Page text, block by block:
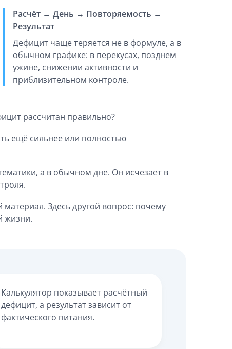
Расчёт → День → Повторяемость →
Результат
Дефицит чаще теряется не в формуле, а в
обычном графике: в перекусах, позднем
ужине, снижении активности и
приблизительном контроле.
рассчитан правильно?
ещё сильнее или полностью
а в обычном дне. Он исчезает в
материал. Здесь другой вопрос: почему
жизни.
Калькулятор показывает расчётный
дефицит, а результат зависит от
фактического питания.